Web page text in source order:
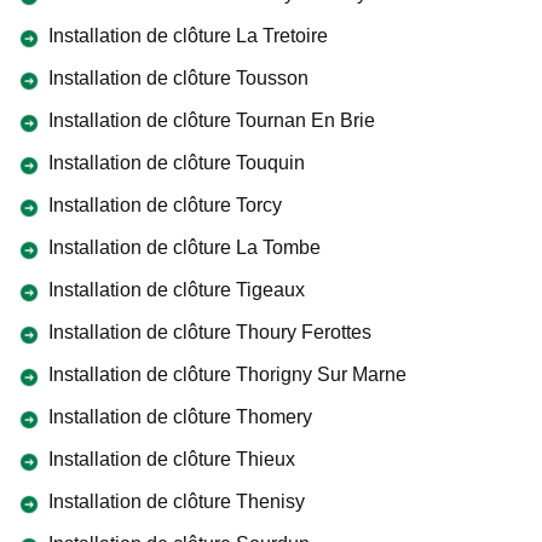
Installation de clôture La Tretoire
Installation de clôture Tousson
Installation de clôture Tournan En Brie
Installation de clôture Touquin
Installation de clôture Torcy
Installation de clôture La Tombe
Installation de clôture Tigeaux
Installation de clôture Thoury Ferottes
Installation de clôture Thorigny Sur Marne
Installation de clôture Thomery
Installation de clôture Thieux
Installation de clôture Thenisy